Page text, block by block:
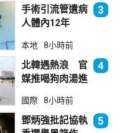
手術引流管遺病
人體內12年
業失當除牌1個
月
3
本地 8小時前
北韓遇熱浪 官
媒推喝狗肉湯進
4
國際 8小時前
鄧炳強批記協執
5